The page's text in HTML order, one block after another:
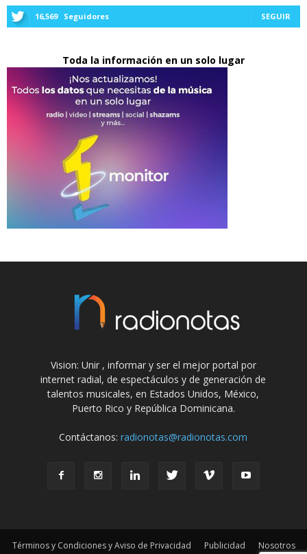
16,569 Seguidores SEGUIR
Toda la información en un solo lugar
Vision: Unir , informar y ser el mejor portal por
internet radial, de espectáculos y de generación de
talentos musicales, en Estados Unidos, México,
Puerto Rico y República Dominicana.
Contáctanos:radionotas@radionotas.com
Términos y Condiciones y Aviso de Privacidad Publicidad Nosotros